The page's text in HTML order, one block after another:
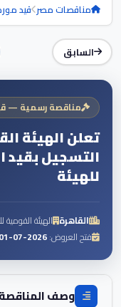
مناقصات مصر قيد
السابق
مناقصة رسمية —
تعلن الهيئة
التسجيل بقيد
للهيئة
القاهرة الهيئة
فتح العروض:2026-07-01
وصف المناقصة